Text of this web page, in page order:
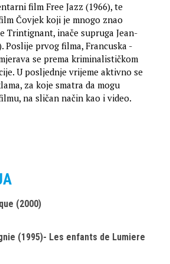
film Free Jazz (1966), te
Čovjek koji je mnogo znao
Trintignant, inače supruga Jean-
Poslije prvog filma, Francuska -
se prema kriminalističkom
U posljednje vrijeme aktivno se
za koje smatra da mogu
na sličan način kao i video.
(2000)
(1995)- Les enfants de Lumiere